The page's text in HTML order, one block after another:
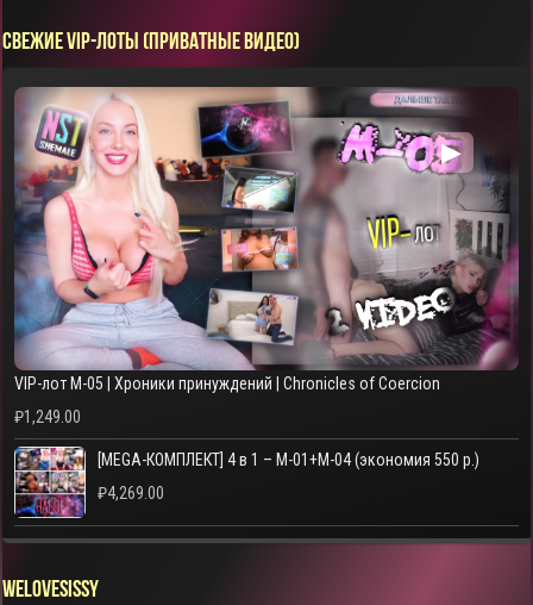
СВЕЖИЕ VIP-ЛОТЫ (ПРИВАТНЫЕ ВИДЕО)
▶
VIP-лот M-05 | Хроники принуждений | Chronicles of Coercion
₽1,249.00
[MEGA-КОМПЛЕКТ] 4 в 1 – M-01+M-04 (экономия 550 р.)
₽4,269.00
WELOVESISSY